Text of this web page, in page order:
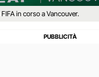
in corso a Vancouver.